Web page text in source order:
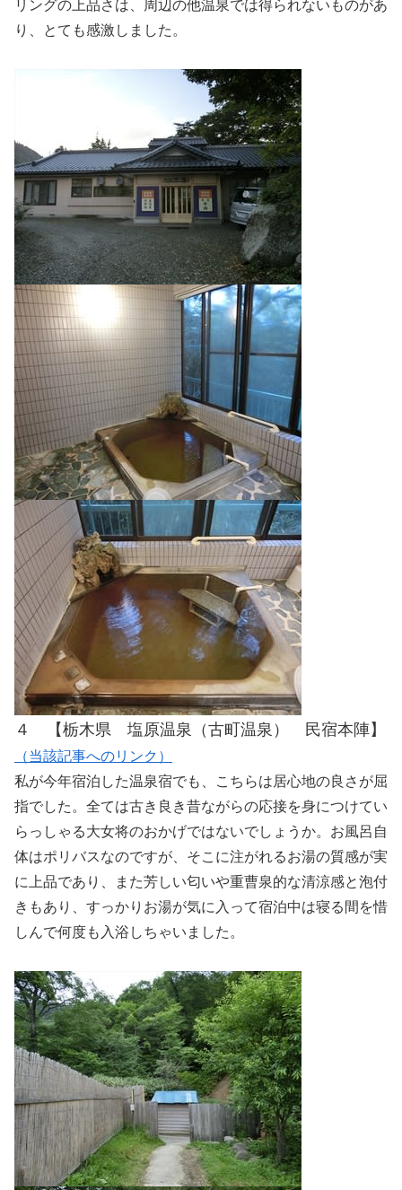
リングの上品さは、周辺の他温泉では得られないものがあ
り、とても感激しました。
４ 【栃木県 塩原温泉（古町温泉） 民宿本陣】
（当該記事へのリンク）
私が今年宿泊した温泉宿でも、こちらは居心地の良さが屈
指でした。全ては古き良き昔ながらの応接を身につけてい
らっしゃる大女将のおかげではないでしょうか。お風呂自
体はポリバスなのですが、そこに注がれるお湯の質感が実
に上品であり、また芳しい匂いや重曹泉的な清涼感と泡付
きもあり、すっかりお湯が気に入って宿泊中は寝る間を惜
しんで何度も入浴しちゃいました。